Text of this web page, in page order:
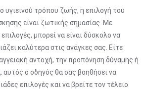
υγιεινού τρόπου ζωής, η επιλογή του
είναι ζωτικής σημασίας. Με
μπορεί να είναι δύσκολο να
καλύτερα στις ανάγκες σας. Είτε
αντοχή, την προπόνηση δύναμης ή
αυτός ο οδηγός θα σας βοηθήσει να
επιλογές και να βρείτε τον τέλειο